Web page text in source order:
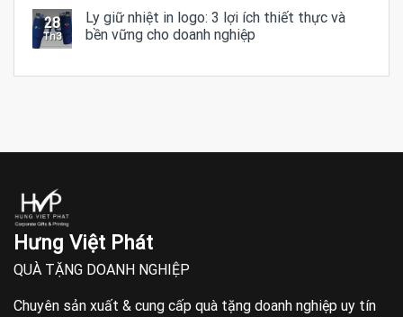
28
Th3
Ly giữ nhiệt in logo: 3 lợi ích thiết thực và
bền vững cho doanh nghiệp
Hưng Việt Phát
QUÀ TẶNG DOANH NGHIỆP
Chuyên sản xuất & cung cấp quà tặng doanh nghiệp uy tín